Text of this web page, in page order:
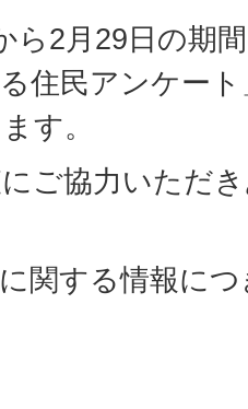
ら2月29日の期
住民アンケー
す。
ご協力いただ
関する情報に